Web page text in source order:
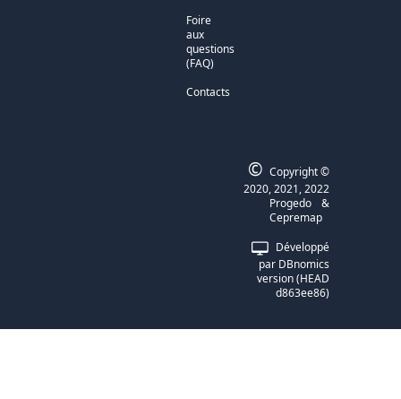
Foire
aux
questions
(FAQ)
Contacts
Développé
par DBnomics
version (HEAD
d863ee86)
© Copyright ©
2020, 2021, 2022
Progedo
&
Cepremap